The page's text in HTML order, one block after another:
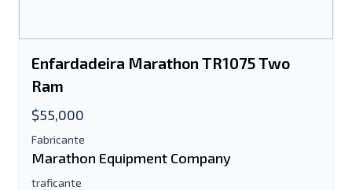
Enfardadeira Marathon TR1075 Two
Ram
$55,000
Fabricante
Marathon Equipment Company
traficante